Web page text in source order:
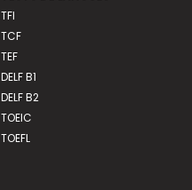
TFI
TCF
TEF
DELF B1
DELF B2
TOEIC
TOEFL